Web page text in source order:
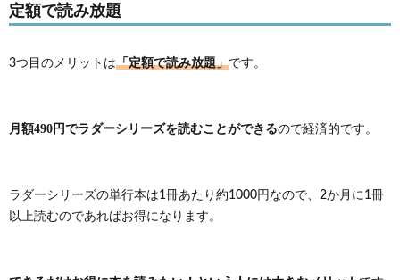
定額で読み放題
3つ目のメリットは「定額で読み放題」です。
月額490円でラダーシリーズを読むことができるので経済的です。
ラダーシリーズの単行本は1冊あたり約1000円なので、2か月に1冊
以上読むのであればお得になります。